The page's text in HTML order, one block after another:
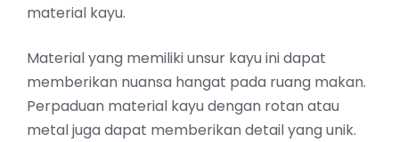
material kayu.
Material yang memiliki unsur kayu ini dapat
memberikan nuansa hangat pada ruang makan.
Perpaduan material kayu dengan rotan atau
metal juga dapat memberikan detail yang unik.